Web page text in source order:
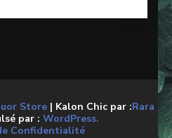
Store | Kalon Chic par :Rara
par : WordPress.
Confidentialité